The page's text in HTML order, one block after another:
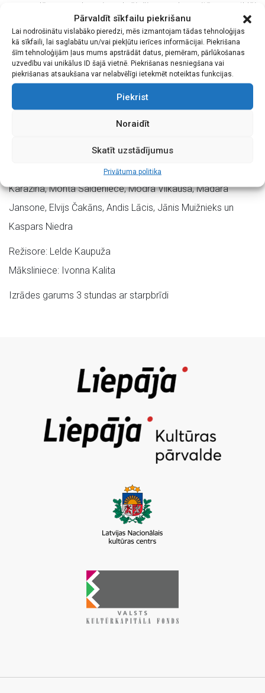
Pārvaldīt sīkfailu piekrišanu
Lai nodrošinātu vislabāko pieredzi, mēs izmantojam tādas tehnoloģijas
kā sīkfaili, lai saglabātu un/vai piekļūtu ierīces informācijai. Piekrišana
šīm tehnoloģijām ļaus mums apstrādāt datus, piemēram, pārlūkošanas
uzvedību vai unikālus ID šajā vietnē. Piekrišanas nesniegšana vai
piekrišanas atsaukšana var nelabvēlīgi ietekmēt noteiktas funkcijas.
Piekrist
Noraidīt
Skatīt uzstādījumus
Privātuma politika
un noslēpumus, kas ir uzkrājušies gadu gaitā, un atklāj
daudzas traģiskās un komiskās situācijas, kas izriet no
ģimenes dinamiskajām attiecībām.
Rakstnieks nosaucis lugu par melno komēdiju. Karātavu
humors ir veids, kā runāt par nopietnām un sāpīgām
tēmām. Intensīvs melnais humors caur smiekliem ļauj
pārvarēt diskomfortu un nopietni aizdomāties par tabu
Lomās: Iveta Ļesina, Ildze Matute, Estere Egliņa, Ilze
Karazina, Monta Saldeniece, Modra Vilkauša, Madara
Jansone, Elvijs Čakāns, Andis Lācis, Jānis Muižnieks un
Kaspars Niedra
Režisore: Lelde Kaupuža
Māksliniece: Ivonna Kalita
Izrādes garums 3 stundas ar starpbrīdi